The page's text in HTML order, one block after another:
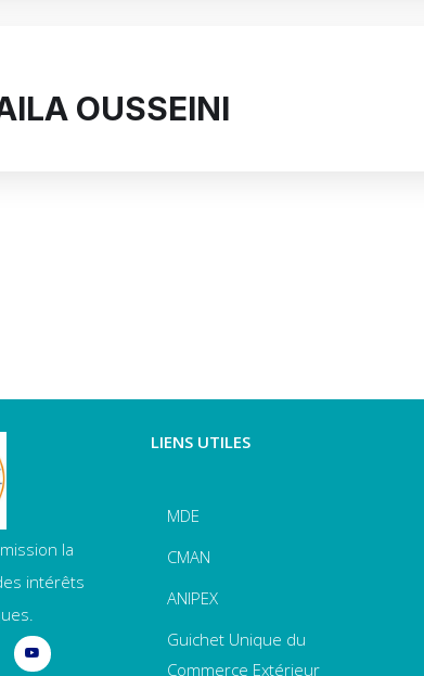
OUSSEINI
la
intérêts
LIENS UTILES
MDE
CMAN
ANIPEX
Guichet Unique du
Commerce Extérieur